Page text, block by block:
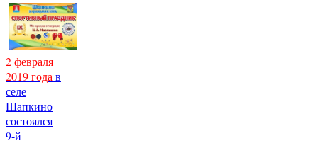
2 февраля
2019 года в
селе
Шапкино
состоялся
9-й